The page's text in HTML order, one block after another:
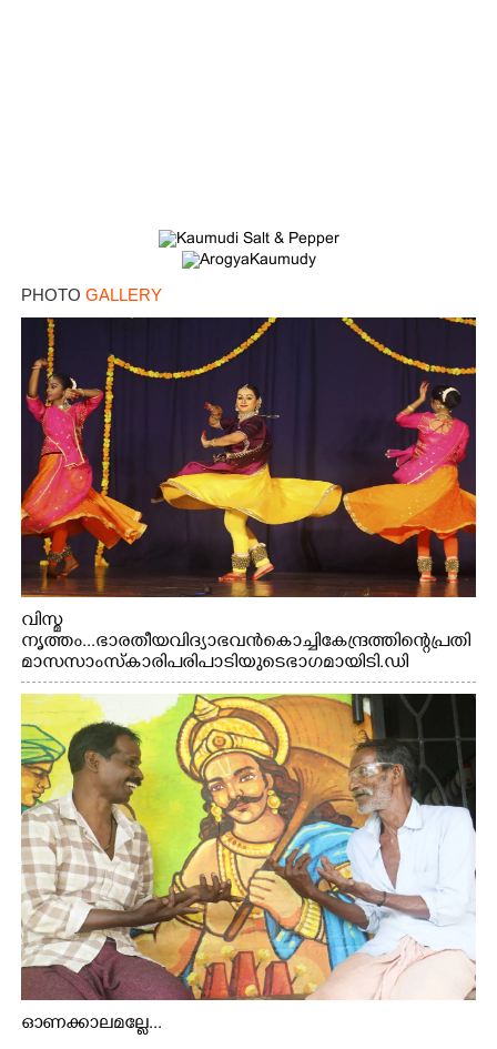
PHOTO GALLERY
വിസ്മ
നൃത്തം...ഭാരതീയ വിദ്യാഭവൻ കൊച്ചി കേന്ദ്രത്തിന്റെ പ്രതി
മാസ സാംസ്കാരി പരിപാടിയുടെ ഭാഗമായി ടി.ഡി
റോഡിലെ ഭാരതീയ വിദ്യാഭവൻ സർദാർ പട്ടേൽ
സഭാഗൃഹത്തിൽ പ്രശസ്ത കഥക് നർത്തകി എം.
അക്ഷത അവതരിപ്പിച്ച ലയ നമൻ കഥകിൽ നിന്ന്
ഓണക്കാലമല്ലേ...